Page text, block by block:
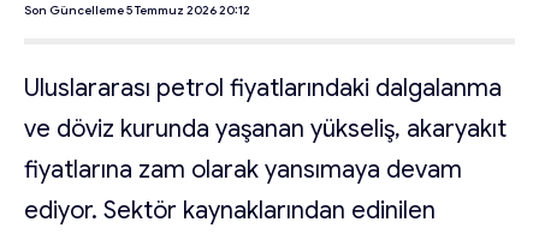
Son Güncelleme 5 Temmuz 2026 20:12
Uluslararası petrol fiyatlarındaki dalgalanma
ve döviz kurunda yaşanan yükseliş, akaryakıt
fiyatlarına zam olarak yansımaya devam
ediyor. Sektör kaynaklarından edinilen